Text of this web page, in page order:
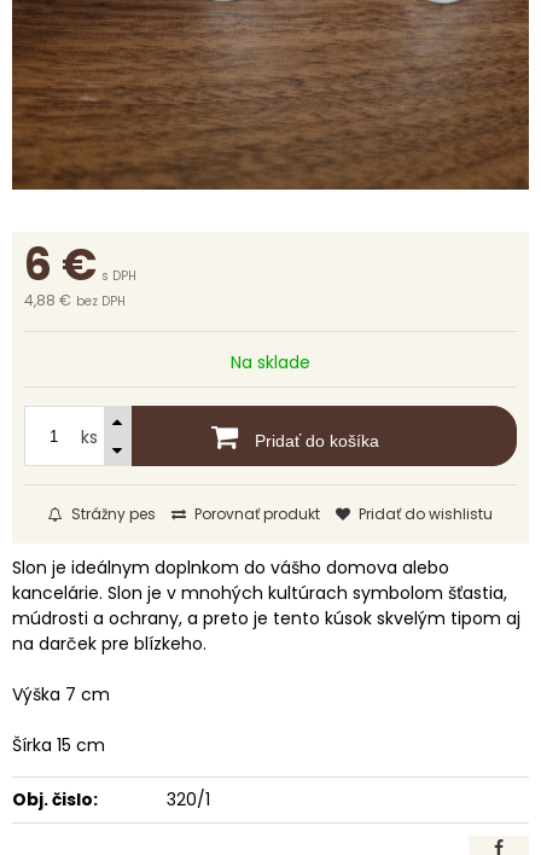
6 € s DPH
4,88 € bez DPH
Na sklade
ks Pridať do košíka
Strážny pes Porovnať produkt Pridať do wishlistu
Slon je ideálnym doplnkom do vášho domova alebo
kancelárie. Slon je v mnohých kultúrach symbolom šťastia,
múdrosti a ochrany, a preto je tento kúsok skvelým tipom aj
na darček pre blízkeho.
Výška 7 cm
Šírka 15 cm
Obj. čislo: 320/1